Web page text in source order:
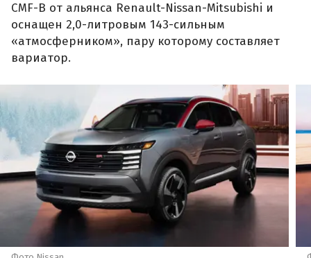
CMF-B от альянса Renault-Nissan-Mitsubishi и
оснащен 2,0-литровым 143-сильным
«атмосферником», пару которому составляет
вариатор.